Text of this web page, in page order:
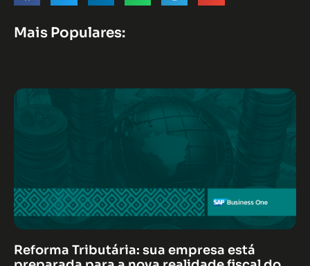
Mais Populares:
Reforma Tributária: sua empresa está